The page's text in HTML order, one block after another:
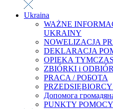
Ukraina
WAŻNE
UKRAINY
NOWELIZACJA
DEKLARACJA
OPIEKA
ZBIÓRKI i
PRACA / РОБОТА
Допомога
PUNKTY